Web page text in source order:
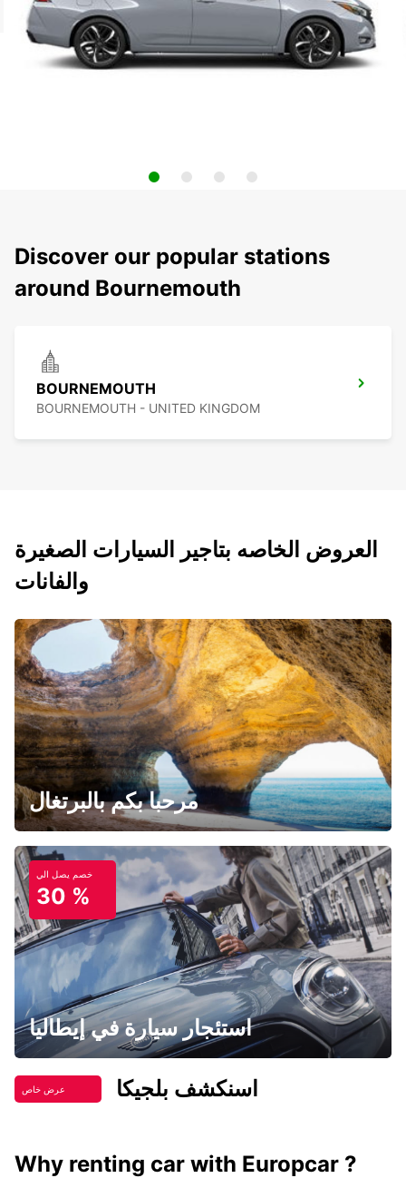
Discover our popular stations
around Bournemouth
BOURNEMOUTH
BOURNEMOUTH - UNITED KINGDOM
العروض الخاصه بتاجير السيارات الصغيرة
والفانات
مرحبا بكم بالبرتغال
خصم يصل الي
30 %
استئجار سيارة في إيطاليا
عرض خاص اسنكشف بلجيكا
Why renting car with Europcar ?